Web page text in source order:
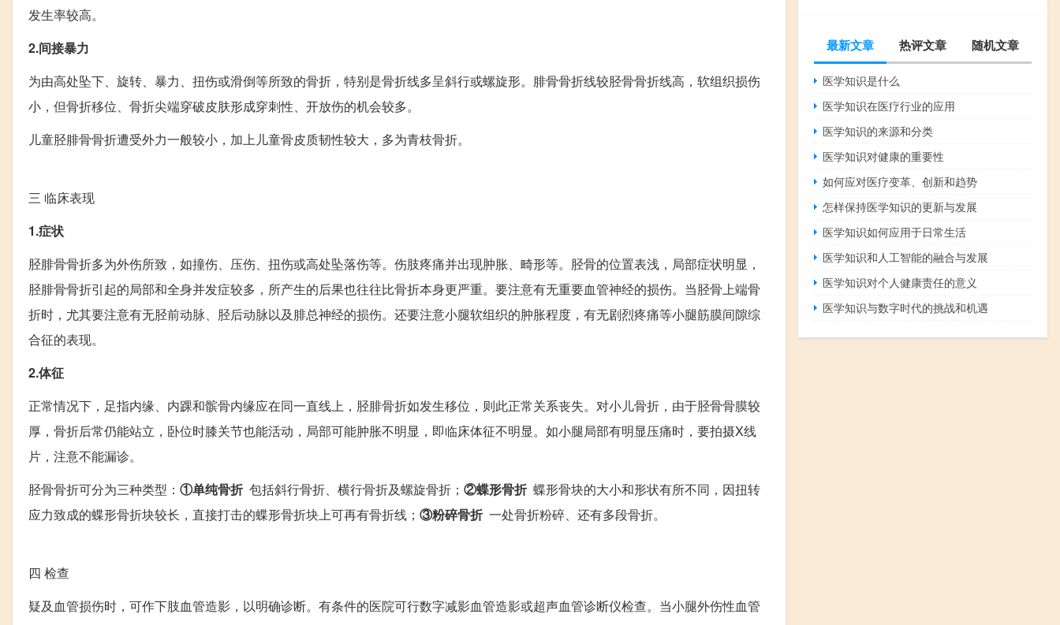
发生率较高。
2.间接暴力
为由高处坠下、旋转、暴力、扭伤或滑倒等所致的骨折，特别是骨折线多呈斜行或螺旋形。腓骨骨折线较胫骨骨折线高，软组织损伤
小，但骨折移位、骨折尖端穿破皮肤形成穿刺性、开放伤的机会较多。
儿童胫腓骨骨折遭受外力一般较小，加上儿童骨皮质韧性较大，多为青枝骨折。
三 临床表现
1.症状
胫腓骨骨折多为外伤所致，如撞伤、压伤、扭伤或高处坠落伤等。伤肢疼痛并出现肿胀、畸形等。胫骨的位置表浅，局部症状明显，
胫腓骨骨折引起的局部和全身并发症较多，所产生的后果也往往比骨折本身更严重。要注意有无重要血管神经的损伤。当胫骨上端骨
折时，尤其要注意有无胫前动脉、胫后动脉以及腓总神经的损伤。还要注意小腿软组织的肿胀程度，有无剧烈疼痛等小腿筋膜间隙综
合征的表现。
2.体征
正常情况下，足指内缘、内踝和髌骨内缘应在同一直线上，胫腓骨折如发生移位，则此正常关系丧失。对小儿骨折，由于胫骨骨膜较
厚，骨折后常仍能站立，卧位时膝关节也能活动，局部可能肿胀不明显，即临床体征不明显。如小腿局部有明显压痛时，要拍摄X线
片，注意不能漏诊。
胫骨骨折可分为三种类型： ①单纯骨折 包括斜行骨折、横行骨折及螺旋骨折； ②蝶形骨折 蝶形骨块的大小和形状有所不同，因扭转
应力致成的蝶形骨折块较长，直接打击的蝶形骨折块上可再有骨折线； ③粉碎骨折 一处骨折粉碎、还有多段骨折。
四 检查
疑及血管损伤时，可作下肢血管造影，以明确诊断。有条件的医院可行数字减影血管造影或超声血管诊断仪检查。当小腿外伤性血管
最新文章 热评文章 随机文章
医学知识是什么
医学知识在医疗行业的应用
医学知识的来源和分类
医学知识对健康的重要性
如何应对医疗变革、创新和趋势
怎样保持医学知识的更新与发展
医学知识如何应用于日常生活
医学知识和人工智能的融合与发展
医学知识对个人健康责任的意义
医学知识与数字时代的挑战和机遇